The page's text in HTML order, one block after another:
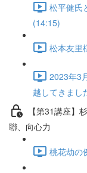
松平健氏
(14:15)
松本友里
2023年3
越してきまし
【第31講座】
聯、向心力
桃花劫の